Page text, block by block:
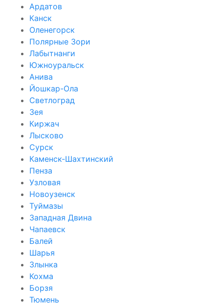
Ардатов
Канск
Оленегорск
Полярные Зори
Лабытнанги
Южноуральск
Анива
Йошкар-Ола
Светлоград
Зея
Киржач
Лысково
Сурск
Каменск-Шахтинский
Пенза
Узловая
Новоузенск
Туймазы
Западная Двина
Чапаевск
Балей
Шарья
Злынка
Кохма
Борзя
Тюмень